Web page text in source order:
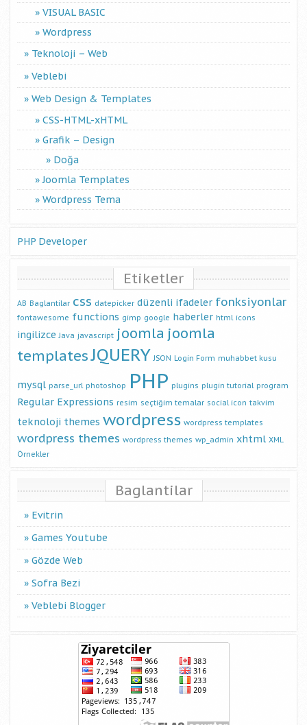
VISUAL BASIC
Wordpress
Teknoloji – Web
Veblebi
Web Design & Templates
CSS-HTML-xHTML
Grafik – Design
Doğa
Joomla Templates
Wordpress Tema
PHP Developer
Etiketler
AB Baglantilar css datepicker düzenli ifadeler fonksiyonlar
fontawesome functions gimp google haberler html icons
ingilizce Java javascript joomla joomla
templatesJQUERY JSON Login Form muhabbet kusu
mysql parse_url photoshop PHP plugins plugin tutorial program
Regular Expressions resim seçtiğim temalar social icon takvim
teknoloji themes wordpress wordpress templates
wordpress themes wordpress themes wp_admin xhtml XML
Örnekler
Baglantilar
Evitrin
Games Youtube
Gözde Web
Sofra Bezi
Veblebi Blogger